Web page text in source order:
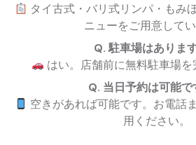
タイ古式・バリ式リンパ・もみ
ニューをご用意してい
Q. 駐車場はありま
はい。店舗前に無料駐車場を
Q. 当日予約は可能で
空きがあれば可能です。お電話
用ください。